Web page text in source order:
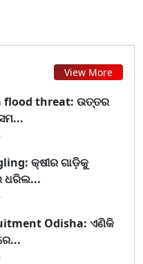
View More
flood threat: ଉତ୍ତର
କ୍ଷୀର ଗାଡ଼ିକୁ
ଧରିଲ...
Odisha: ଏଣିକି